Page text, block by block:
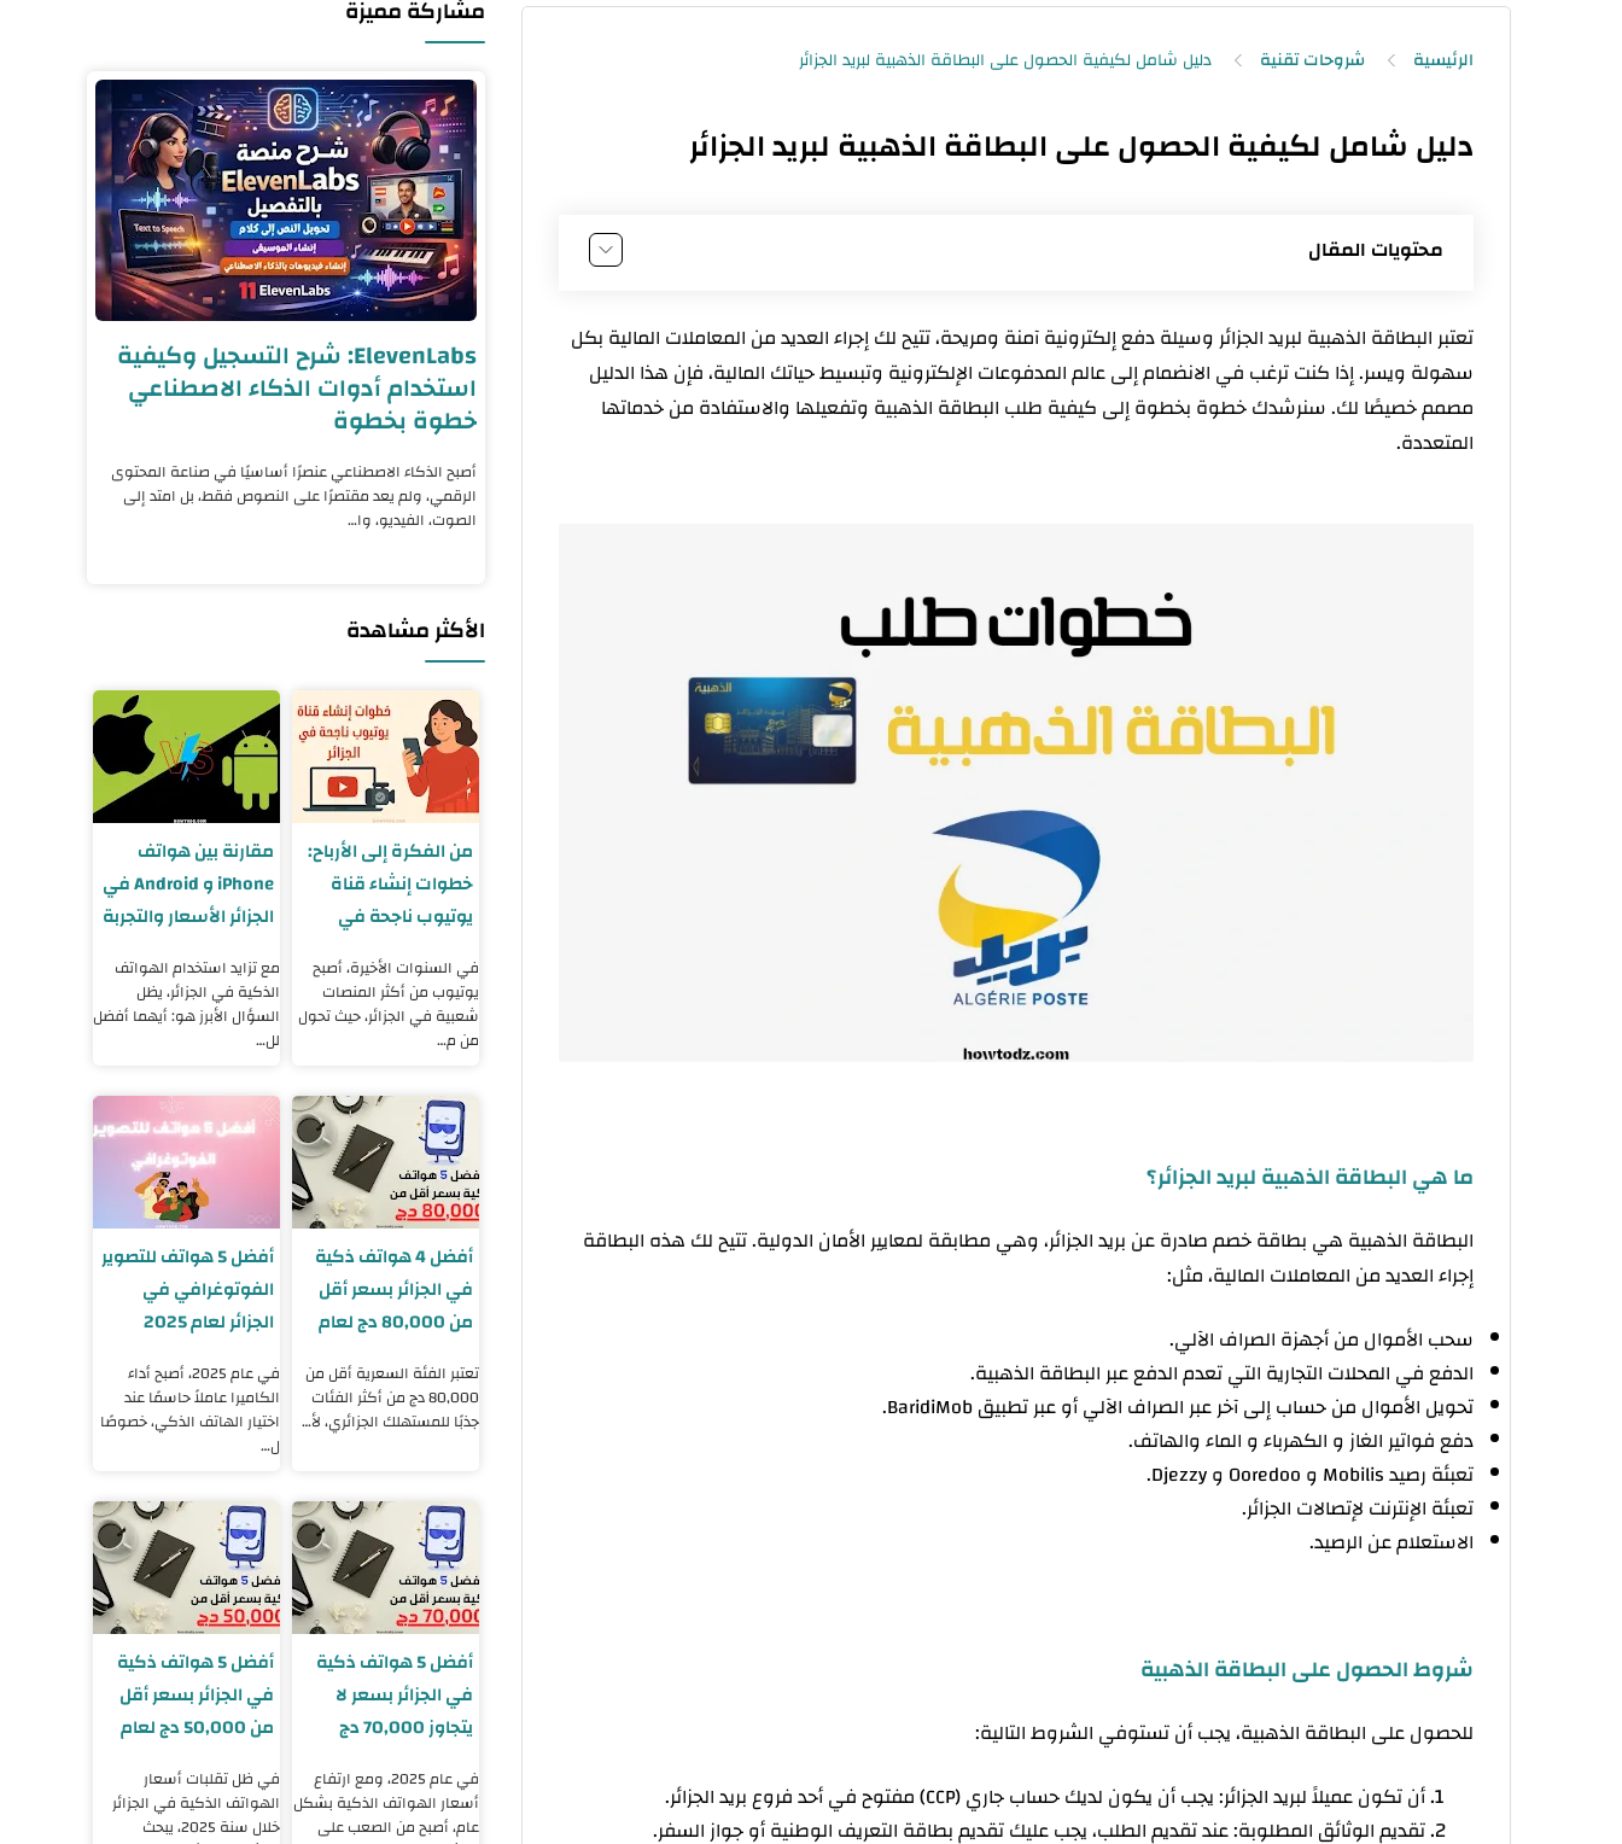
الرئيسية شروحات تقنية
دليل شامل لكيفية الحصول على البطاقة الذهبية لبريد الجزائر
محتويات المقال
شروط الحصول على البطاقة الذهبية
خطوات طلب البطاقة الذهبية
تعتبر البطاقة الذهبية لبريد الجزائر وسيلة دفع إلكترونية آمنة ومريحة، تتيح لك إجراء العديد من المعاملات المالية بكل
سهولة ويسر. إذا كنت ترغب في الانضمام إلى عالم المدفوعات الإلكترونية وتبسيط حياتك المالية، فإن هذا الدليل
مصمم خصيصًا لك. سنرشدك خطوة بخطوة إلى كيفية طلب البطاقة الذهبية وتفعيلها والاستفادة من خدماتها
المتعددة.
ما هي البطاقة الذهبية لبريد الجزائر؟
البطاقة الذهبية هي بطاقة خصم صادرة عن بريد الجزائر، وهي مطابقة لمعايير الأمان الدولية. تتيح لك هذه البطاقة
إجراء العديد من المعاملات المالية، مثل:
سحب الأموال من أجهزة الصراف الآلي.
الدفع في المحلات التجارية التي تعدم الدفع عبر البطاقة الذهبية.
تحويل الأموال من حساب إلى آخر عبر الصراف الآلي أو عبر تطبيق BaridiMob.
دفع فواتير الغاز و الكهرباء و الماء والهاتف.
تعبئة رصيد Mobilis و Ooredoo و Djezzy.
تعبئة الإنترنت لإتصالات الجزائر.
الاستعلام عن الرصيد.
شروط الحصول على البطاقة الذهبية
للحصول على البطاقة الذهبية، يجب أن تستوفي الشروط التالية:
أن تكون عميلاً لبريد الجزائر: يجب أن يكون لديك حساب جاري (CCP) مفتوح في أحد فروع بريد الجزائر.
تقديم الوثائق المطلوبة: عند تقديم الطلب، يجب عليك تقديم بطاقة التعريف الوطنية أو جواز السفر.
مشاركة مميزة
ElevenLabs: شرح التسجيل وكيفية
استخدام أدوات الذكاء الاصطناعي
خطوة بخطوة
أصبح الذكاء الاصطناعي عنصرًا أساسيًا في صناعة المحتوى
الرقمي، ولم يعد مقتصرًا على النصوص فقط، بل امتد إلى
الصوت، الفيديو، وا…
الأكثر مشاهدة
من الفكرة إلى الأرباح:
خطوات إنشاء قناة
يوتيوب ناجحة في
في السنوات الأخيرة، أصبح
يوتيوب من أكثر المنصات
شعبية في الجزائر، حيث تحول
من م…
مقارنة بين هواتف
iPhone و Android في
الجزائر الأسعار والتجربة
مع تزايد استخدام الهواتف
الذكية في الجزائر، يظل
السؤال الأبرز هو: أيهما أفضل
لل…
أفضل 4 هواتف ذكية
في الجزائر بسعر أقل
من 80,000 دج لعام
تعتبر الفئة السعرية أقل من
80,000 دج من أكثر الفئات
جذبًا للمستهلك الجزائري، لأ…
أفضل 5 هواتف للتصوير
الفوتوغرافي في
الجزائر لعام 2025
في عام 2025، أصبح أداء
الكاميرا عاملاً حاسمًا عند
اختيار الهاتف الذكي، خصوصًا
ل…
أفضل 5 هواتف ذكية
في الجزائر بسعر لا
يتجاوز 70,000 دج
في عام 2025، ومع ارتفاع
أسعار الهواتف الذكية بشكل
عام، أصبح من الصعب على
أفضل 5 هواتف ذكية
في الجزائر بسعر أقل
من 50,000 دج لعام
في ظل تقلبات أسعار
الهواتف الذكية في الجزائر
خلال سنة 2025، يبحث